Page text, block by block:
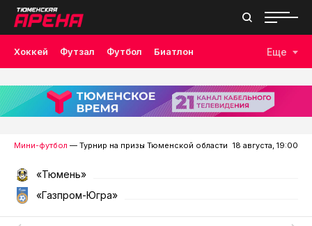
Хоккей Футзал Футбол Биатлон
Лыжные гонки Волейбол Плавание Дзюдо
Скалолазание Велоспорт Бокс
Еще
Мини-футбол — Турнир на призы Тюменской области 18 августа, 19:00
«Тюмень»
«Газпром-Югра»